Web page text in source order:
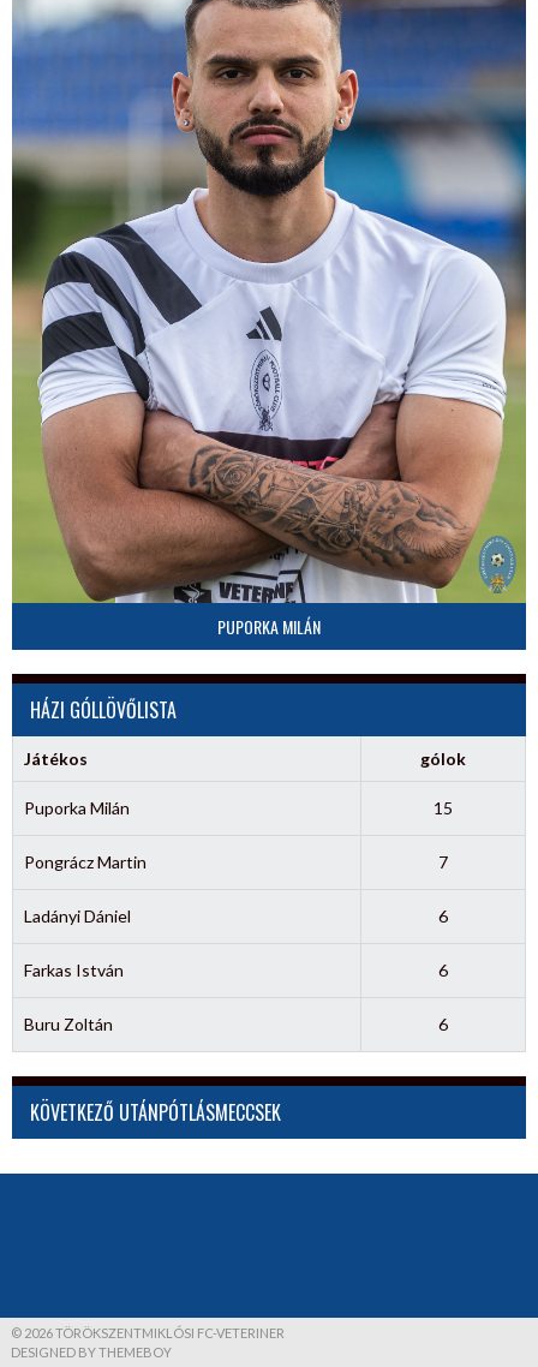
PUPORKA MILÁN
HÁZI GÓLLÖVŐLISTA
Játékos gólok
Puporka Milán 15
Pongrácz Martin 7
Ladányi Dániel 6
Farkas István 6
Buru Zoltán 6
KÖVETKEZŐ UTÁNPÓTLÁSMECCSEK
© 2026 TÖRÖKSZENTMIKLÓSI FC-VETERINER
DESIGNED BY THEMEBOY